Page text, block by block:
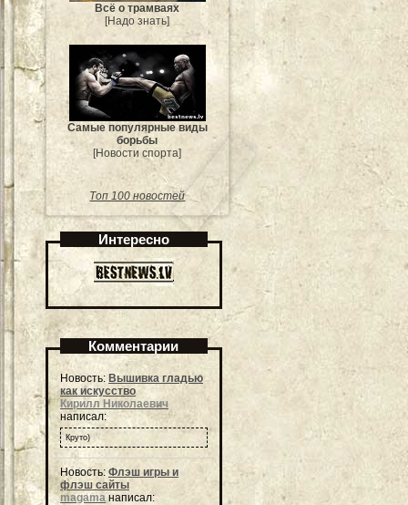
Всё о трамваях
[Надо знать]
Самые популярные виды
борьбы
[Новости спорта]
Топ 100 новостей
Интересно
Комментарии
Новость: Вышивка гладью
как искусство
Кирилл Николаевич
написал:
Круто)
Новость: Флэш игры и
флэш сайты
magamaнаписал: